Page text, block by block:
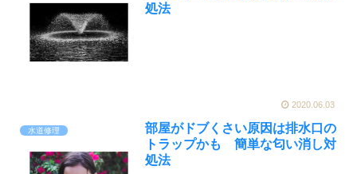
処法
2020.06.03
水道修理
部屋がドブくさい原因は排水口の
トラップかも 簡単な匂い消し対
処法